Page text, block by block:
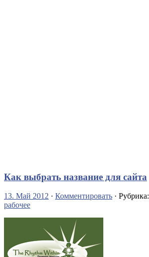
Как выбрать название для сайта
13. Май 2012 · Комментировать · Рубрика:
рабочее